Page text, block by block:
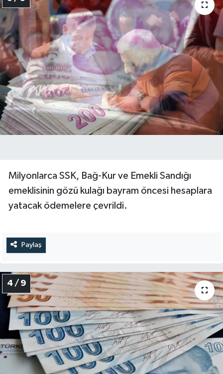
Milyonlarca SSK, Bağ-Kur ve Emekli Sandığı
emeklisinin gözü kulağı bayram öncesi hesaplara
yatacak ödemelere çevrildi.
Paylaş
4 / 9